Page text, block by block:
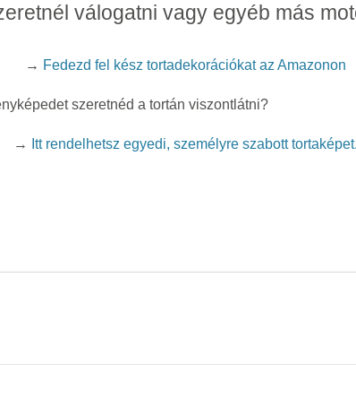
válogatni vagy egyéb más
→ Fedezd fel kész tortadekorációkat az Amazonon
szeretnéd a tortán viszontlátni?
→ Itt rendelhetsz egyedi, személyre szabott tortaképet.